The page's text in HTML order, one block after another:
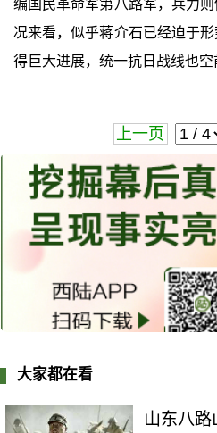
编国民革命军第八路军，兵力
况来看，似乎蒋介石已经迫于
得巨大进展，统一抗日战线也空
上一页
大家都在看
山东八